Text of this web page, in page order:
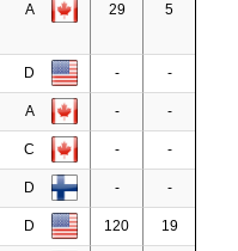
A 29 5
D - -
A - -
C - -
D - -
D 120 19